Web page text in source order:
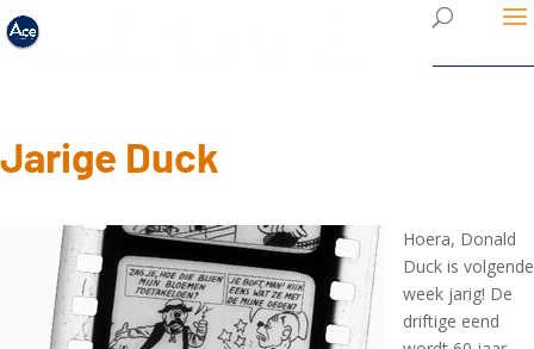
Jarige Duck
Hoera, Donald
Duck is volgende
week jarig! De
driftige eend